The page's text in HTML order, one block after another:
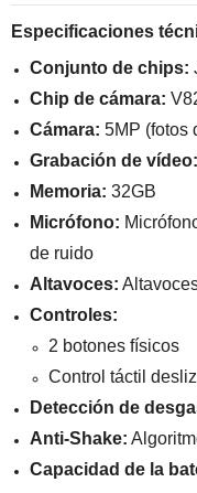
Especificaciones
Conjunto de chips:
Chip de cámara:
Cámara: 5MP (fotos
Grabación de vídeo:
Memoria: 32GB
Micrófono:
de ruido
Altavoces:
Controles:
2 botones físicos
Control táctil
Detección de
Anti-Shake:
Capacidad de la